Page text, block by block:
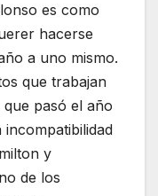
es como
hacerse
a uno mismo.
que trabajan
pasó el año
y
de los